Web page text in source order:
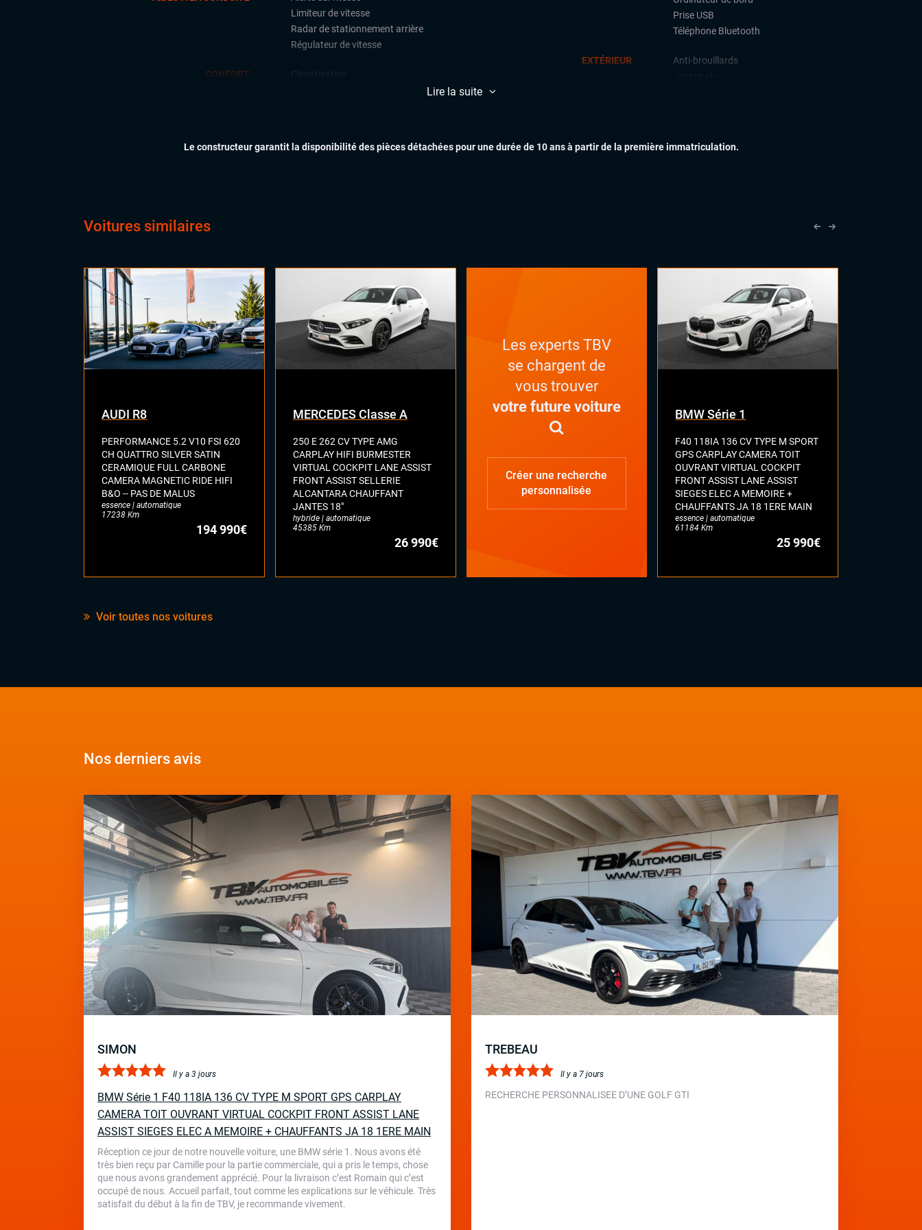
Limiteur de vitesse
Radar de stationnement arrière
Régulateur de vitesse
CONFORT
Climatisation
Prise USB
Téléphone Bluetooth
EXTÉRIEUR
Anti-brouillards
Lire la suite
Le constructeur garantit la disponibilité des pièces détachées pour une durée de 10 ans à partir de la première immatriculation.
Voitures similaires
AUDI R8
PERFORMANCE 5.2 V10 FSI 620
CH QUATTRO SILVER SATIN
CERAMIQUE FULL CARBONE
CAMERA MAGNETIC RIDE HIFI
B&O -- PAS DE MALUS
essence | automatique
17238 Km
194 990€
MERCEDES Classe A
250 E 262 CV TYPE AMG
CARPLAY HIFI BURMESTER
VIRTUAL COCKPIT LANE ASSIST
FRONT ASSIST SELLERIE
ALCANTARA CHAUFFANT
JANTES 18"
hybride | automatique
45385 Km
26 990€
Les experts TBV
se chargent de
vous trouver
votre future voiture
Créer une recherche
personnalisée
BMW Série 1
F40 118IA 136 CV TYPE M SPORT
GPS CARPLAY CAMERA TOIT
OUVRANT VIRTUAL COCKPIT
FRONT ASSIST LANE ASSIST
SIEGES ELEC A MEMOIRE +
CHAUFFANTS JA 18 1ERE MAIN
essence | automatique
61184 Km
25 990€
Voir toutes nos voitures
Nos derniers avis
SIMON
Il y a 3 jours
BMW Série 1 F40 118IA 136 CV TYPE M SPORT GPS CARPLAY
CAMERA TOIT OUVRANT VIRTUAL COCKPIT FRONT ASSIST LANE
ASSIST SIEGES ELEC A MEMOIRE + CHAUFFANTS JA 18 1ERE MAIN
Réception ce jour de notre nouvelle voiture, une BMW série 1. Nous avons été
très bien reçu par Camille pour la partie commerciale, qui a pris le temps, chose
que nous avons grandement apprécié. Pour la livraison c’est Romain qui c’est
occupé de nous. Accueil parfait, tout comme les explications sur le véhicule. Très
satisfait du début à la fin de TBV, je recommande vivement.
TREBEAU
Il y a 7 jours
RECHERCHE PERSONNALISEE D’UNE GOLF GTI